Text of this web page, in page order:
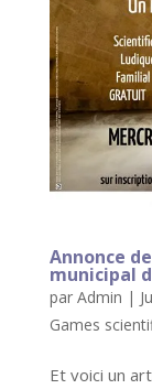
Annonce
municipal
par Admin |
Games
Et voici un